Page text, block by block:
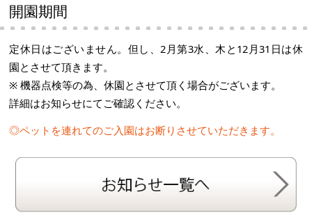
開園期間
定休日はございません。但し、2月第3水、木と12月31日は休
園とさせて頂きます。
※ 機器点検等の為、休園とさせて頂く場合がございます。
詳細はお知らせにてご確認ください。
◎ペットを連れてのご入園はお断りさせていただきます。